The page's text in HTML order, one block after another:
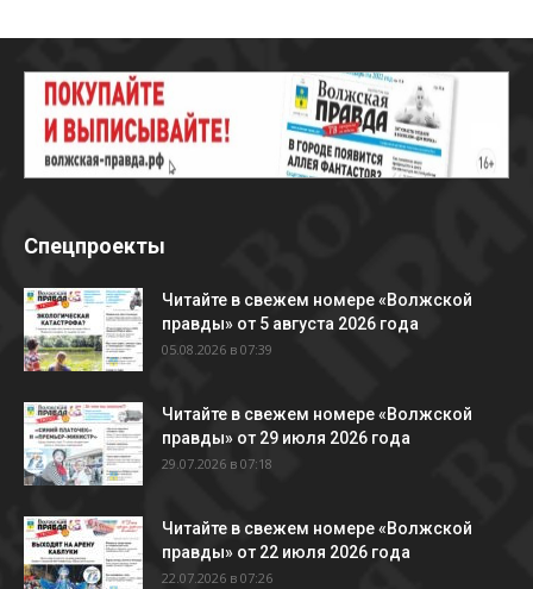
Спецпроекты
Читайте в свежем номере «Волжской
правды» от 5 августа 2026 года
05.08.2026 в 07:39
Читайте в свежем номере «Волжской
правды» от 29 июля 2026 года
29.07.2026 в 07:18
Читайте в свежем номере «Волжской
правды» от 22 июля 2026 года
22.07.2026 в 07:26